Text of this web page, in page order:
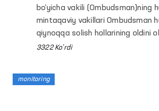
bo‘yicha vakili (Ombudsman)ning
mintaqaviy vakillari Ombudsman
qiynoqqa solish hollarining oldini
Jamoatchilik guruhlari bilan
harakatlanish erkinligi cheklangan
3322 Ko'rdi
monitoring